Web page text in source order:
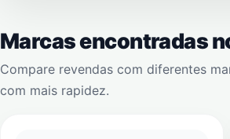
Marcas encontradas
Compare revendas com diferentes
com mais rapidez.